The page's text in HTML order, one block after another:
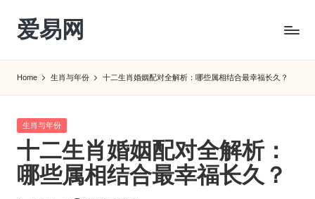
Skip
content
爱易网
转
农
历
阴
历
Home 生肖与年份 十二生肖婚姻配对全解析：哪些属相结合最幸福长久？
Posted
生肖与年份
十二生肖婚姻配对全解析：
哪些属相结合最幸福长久？